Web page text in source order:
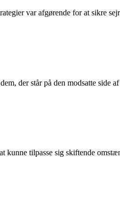
var afgørende for at sikre
der står på den modsatte side
tilpasse sig skiftende